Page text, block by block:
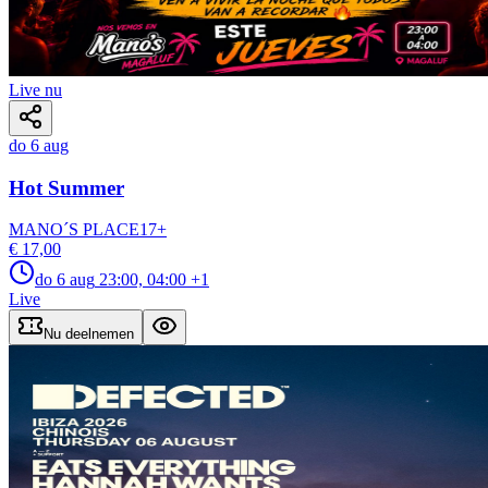
Live nu
do 6 aug
Hot Summer
MANO´S PLACE17+
€ 17,00
do 6 aug 23:00, 04:00 +1
Live
Nu deelnemen